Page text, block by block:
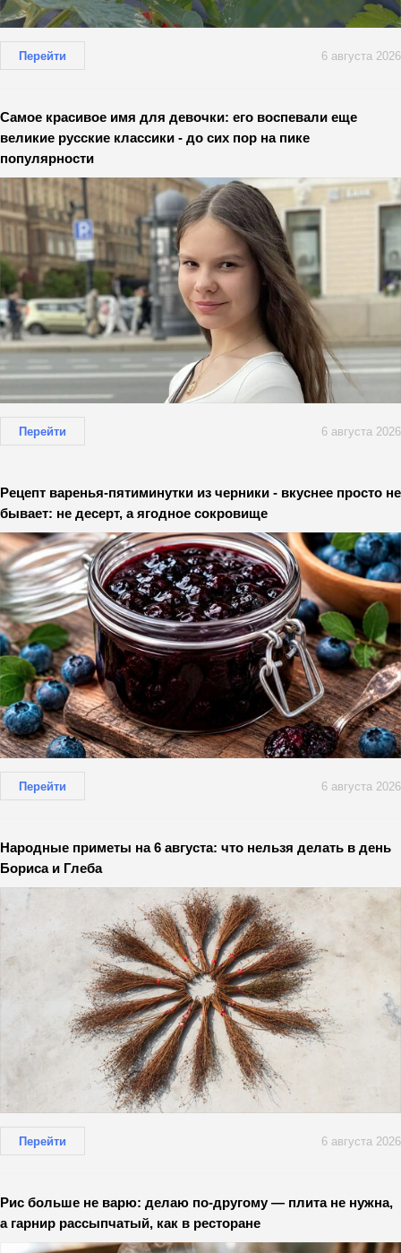
Перейти 6 августа 2026
Самое красивое имя для девочки: его воспевали еще
великие русские классики - до сих пор на пике
популярности
Перейти 6 августа 2026
Рецепт варенья-пятиминутки из черники - вкуснее просто не
бывает: не десерт, а ягодное сокровище
Перейти 6 августа 2026
Народные приметы на 6 августа: что нельзя делать в день
Бориса и Глеба
Перейти 6 августа 2026
Рис больше не варю: делаю по-другому — плита не нужна,
а гарнир рассыпчатый, как в ресторане